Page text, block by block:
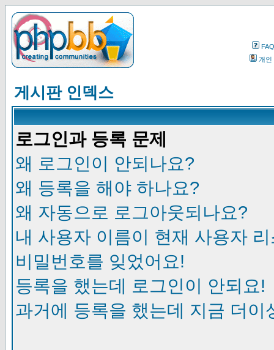
FAQ
개인
게시판 인덱스
로그인과 등록 문제
왜 로그인이 안되나요?
왜 등록을 해야 하나요?
왜 자동으로 로그아웃되나요?
내 사용자 이름이 현재 사용자
비밀번호를 잊었어요!
등록을 했는데 로그인이 안되요!
과거에 등록을 했는데 지금 더이